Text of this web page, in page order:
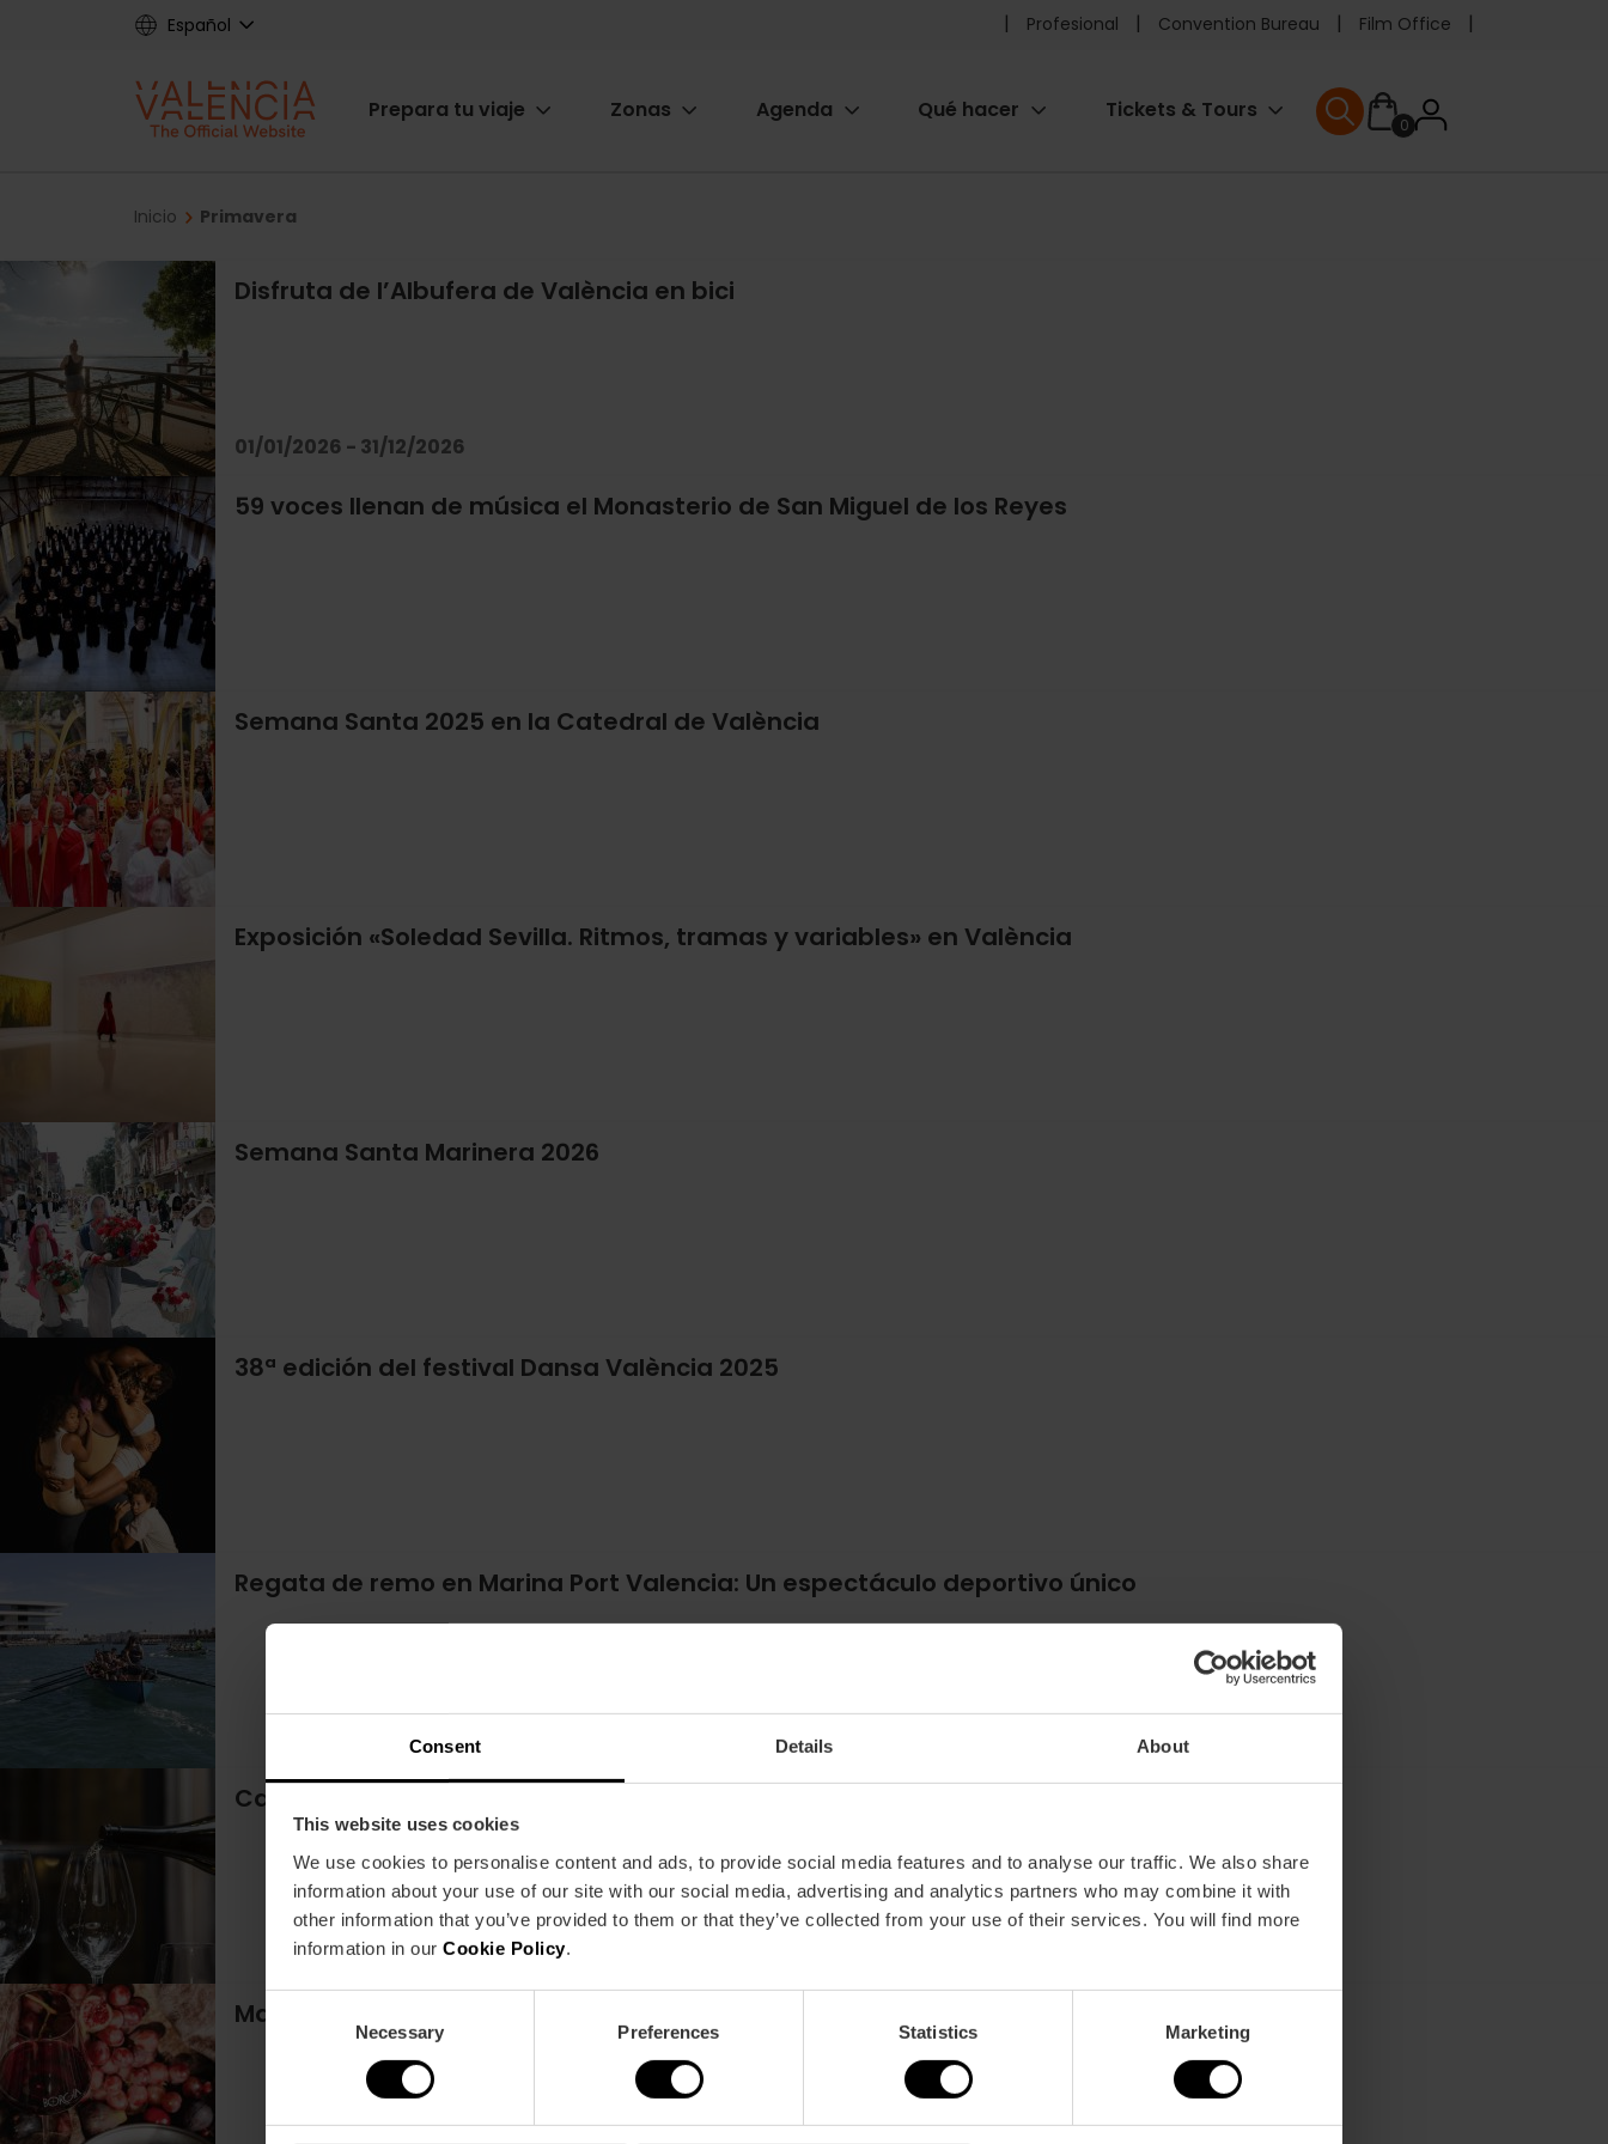
Consent Details About
This website uses cookies
We use cookies to personalise content and ads, to provide social media features and to analyse our traffic. We also share
information about your use of our site with our social media, advertising and analytics partners who may combine it with
other information that you’ve provided to them or that they’ve collected from your use of their services. You will find more
information in our Cookie Policy
Necessary Preferences Statistics Marketing
Español
Pre
header
Profesional Convention Bureau Film Office
Main
Prepara tu viaje Zonas Agenda Qué hacer Tickets & Tours
0User
User menu
Breadcrumb
Inicio Primavera
Disfruta de l’Albufera de València en bici
01/01/2026 - 31/12/2026
59 voces llenan de música el Monasterio de San Miguel de los Reyes
Semana Santa 2025 en la Catedral de València
Exposición «Soledad Sevilla. Ritmos, tramas y variables» en València
Semana Santa Marinera 2026
38ª edición del festival Dansa València 2025
Regata de remo en Marina Port Valencia: Un espectáculo deportivo único
Cata con maridaje con vinos de la bodega Les Freses
Maridaje de vinos y gastronomía en el centro histórico